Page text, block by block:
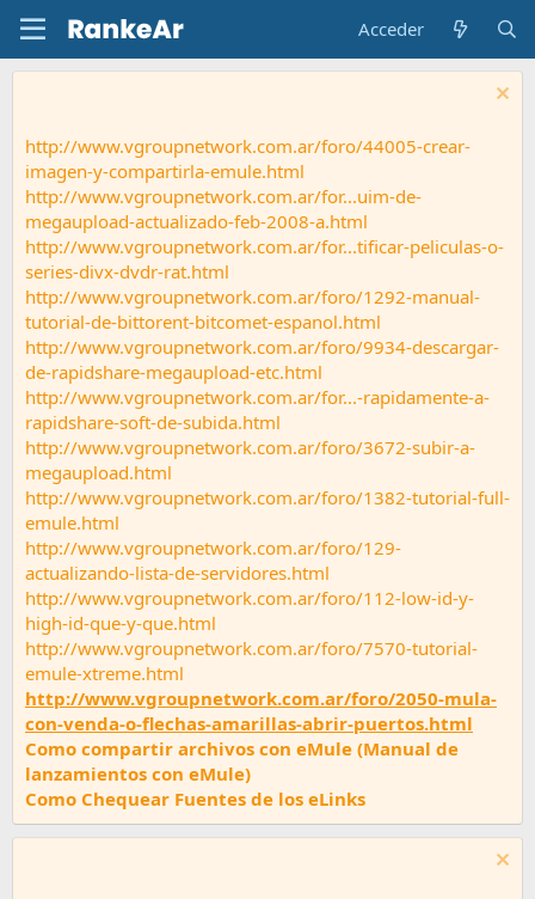
Acceder
http://www.vgroupnetwork.com.ar/foro/44005-crear-
imagen-y-compartirla-emule.html
http://www.vgroupnetwork.com.ar/for...uim-de-
megaupload-actualizado-feb-2008-a.html
http://www.vgroupnetwork.com.ar/for...tificar-peliculas-o-
series-divx-dvdr-rat.html
http://www.vgroupnetwork.com.ar/foro/1292-manual-
tutorial-de-bittorent-bitcomet-espanol.html
http://www.vgroupnetwork.com.ar/foro/9934-descargar-
de-rapidshare-megaupload-etc.html
http://www.vgroupnetwork.com.ar/for...-rapidamente-a-
rapidshare-soft-de-subida.html
http://www.vgroupnetwork.com.ar/foro/3672-subir-a-
megaupload.html
http://www.vgroupnetwork.com.ar/foro/1382-tutorial-full-
emule.html
http://www.vgroupnetwork.com.ar/foro/129-
actualizando-lista-de-servidores.html
http://www.vgroupnetwork.com.ar/foro/112-low-id-y-
high-id-que-y-que.html
http://www.vgroupnetwork.com.ar/foro/7570-tutorial-
emule-xtreme.html
http://www.vgroupnetwork.com.ar/foro/2050-mula-
con-venda-o-flechas-amarillas-abrir-puertos.html
Como compartir archivos con eMule (Manual de
lanzamientos con eMule)
Como Chequear Fuentes de los eLinks